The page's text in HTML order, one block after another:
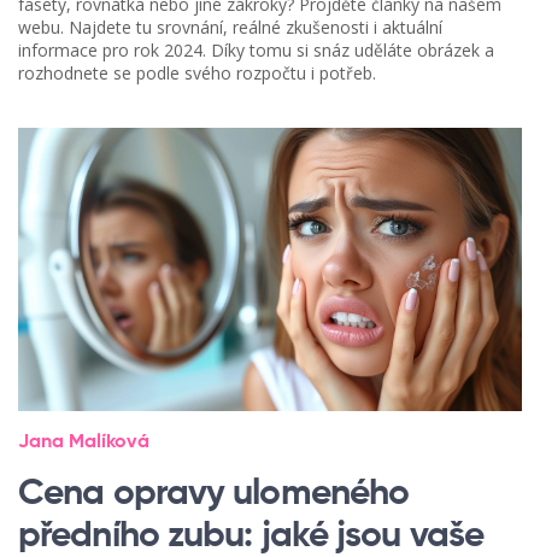
webu. Najdete tu srovnání, reálné zkušenosti i aktuální
informace pro rok 2024. Díky tomu si snáz uděláte obrázek a
rozhodnete se podle svého rozpočtu i potřeb.
Jana Malíková
Cena opravy ulomeného
předního zubu: jaké jsou vaše